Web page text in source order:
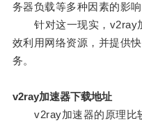
务器负载等多种因素的影响
针对这一现实，v2ray
效利用网络资源，并提供
务。
v2ray加速器下载地址
v2ray加速器的原理比